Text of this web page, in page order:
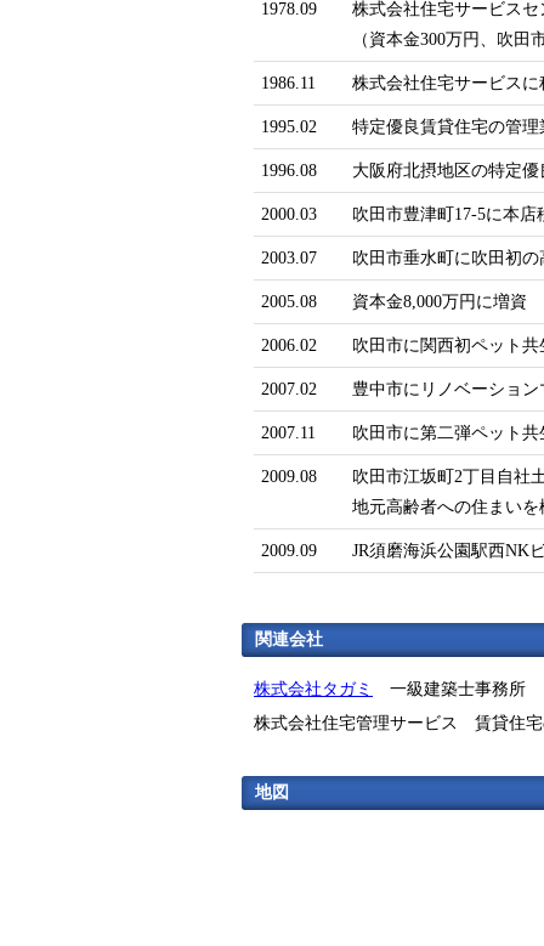
1978.09
株式会社住宅サービスセ
（資本金300万円、吹田
1986.11 株式会社住宅サービスに
1995.02 特定優良賃貸住宅の管理
1996.08 大阪府北摂地区の特定
2000.03 吹田市豊津町17-5に本
2003.07 吹田市垂水町に吹田初
2005.08 資本金8,000万円に増資
2006.02 吹田市に関西初ペット
2007.02 豊中市にリノベーショ
2007.11 吹田市に第二弾ペット
2009.08
吹田市江坂町2丁目自社
地元高齢者への住まいを
2009.09 JR須磨海浜公園駅西NK
関連会社
株式会社タガミ
一級建築士事務所
株式会社住宅管理サービス 賃貸住
地図